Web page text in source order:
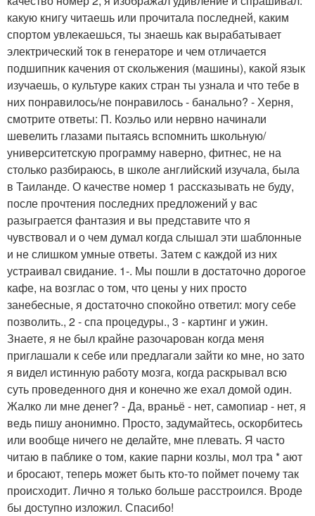
какую книгу читаешь или прочитала последней, каким
спортом увлекаешься, ты знаешь как вырабатывает
электрический ток в генераторе и чем отличается
подшипник качения от скольжения (машины), какой язык
изучаешь, о культуре каких стран ты узнала и что тебе в
них понравилось/не понравилось - банально? - Херня,
смотрите ответы: П. Коэльо или нервно начинали
шевелить глазами пытаясь вспомнить школьную/
университетскую программу наверно, фитнес, не на
столько разбираюсь, в школе английский изучала, была
в Таиланде. О качестве номер 1 рассказывать не буду,
после прочтения последних предложений у вас
разыграется фантазия и вы представите что я
чувствовал и о чем думал когда слышал эти шаблонные
и не слишком умные ответы. Затем с каждой из них
устраивал свидание. 1-. Мы пошли в достаточно дорогое
кафе, на возглас о том, что цены у них просто
занебесные, я достаточно спокойно ответил: могу себе
позволить., 2 - спа процедуры., 3 - картинг и ужин.
Знаете, я не был крайне разочарован когда меня
приглашали к себе или предлагали зайти ко мне, но зато
я видел истинную работу мозга, когда раскрывал всю
суть проведенного дня и конечно же ехал домой один.
Жалко ли мне денег? - Да, враньё - нет, самопиар - нет, я
ведь пишу анонимно. Просто, задумайтесь, оскорбитесь
или вообще ничего не делайте, мне плевать. Я часто
читаю в паблике о том, какие парни козлы, мол тра * ают
и бросают, теперь может быть кто-то поймет почему так
происходит. Лично я только больше расстроился. Вроде
бы доступно изложил. Спасибо!